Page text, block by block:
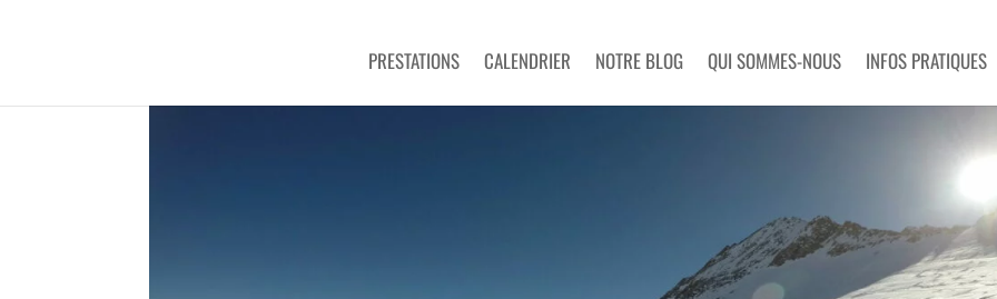
PRESTATIONS CALENDRIER NOTRE BLOG QUI SOMMES-NOUS INFOS PRATIQUES